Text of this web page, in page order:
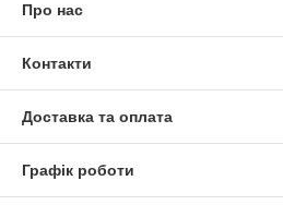
Про нас
Контакти
Доставка та оплата
Графік роботи